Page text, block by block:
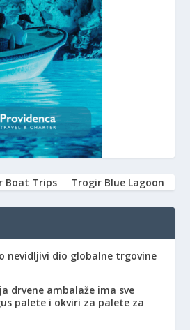
Boat Trips Trogir Blue Lagoon
nevidljivi dio globalne trgovine
drvene ambalaže ima sve
palete i okviri za palete za